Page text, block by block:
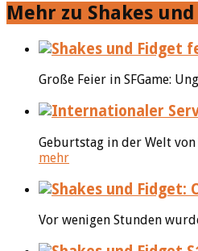
Mehr zu Shakes
Große Feier in SFGame:
Geburtstag in der Welt von
mehr
Vor wenigen Stunden